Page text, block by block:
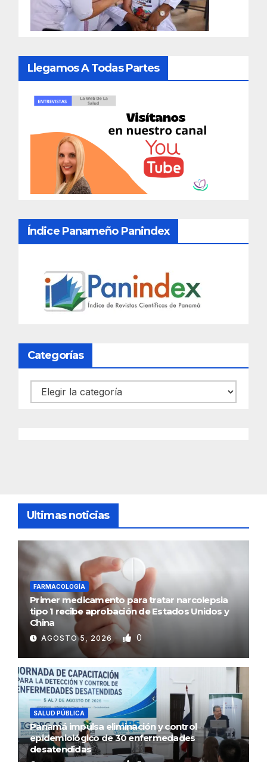
Llegamos A Todas Partes
Índice Panameño Panindex
Categorías
Categorías
Ultimas noticias
FARMACOLOGÍA
Primer medicamento para tratar narcolepsia
tipo 1 recibe aprobación de Estados Unidos y
China
AGOSTO 5, 2026 0
SALUD PÚBLICA
Panamá impulsa eliminación y control
epidemiológico de 30 enfermedades
desatendidas